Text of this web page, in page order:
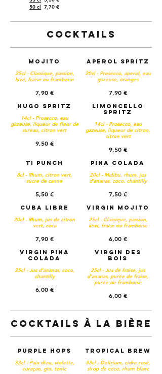
50 cl 7,70 €
Cocktails
Mojito
25cl - Classique, passion,
kiwi, fraise ou framboise
7,90 €
Aperol Spritz
20cl - Prosecco, aperol, eau
gazeuse, oranges
7,90 €
Hugo Spritz
14cl - Prosecco, eau
gazeuse, liqueur de fleur de
sureau, citron vert
9,50 €
Limoncello
Spritz
14cl - Prosecco, eau
gazeuse, liqueur de citron,
citron vert
9,50 €
Ti Punch
8cl - Rhum, citron vert,
sucre de canne
5,50 €
Pina Colada
20cl - Malibu, rhum, jus
d'ananas, coco, chantilly
7,50 €
Cuba Libre
20cl - Rhum, jus de citron
vert, coca
7,90 €
Virgin Mojito
25cl - Classique, passion,
kiwi, fraise ou framboise
6,00 €
Virgin Pina
Colada
25cl - Jus d’ananas, coco,
chantilly
6,00 €
Virgin des
bois
25cl - Jus de fraise, jus
d’ananas, purée de fraise,
purée de framboise
6,00 €
Cocktails à la bière
Purple Hops
33cl - Paix dieu, violette,
curaçao, gin, tonic
Tropical Brew
33cl - Delirium, cidre rosé,
sirop de coco, rhum blanc